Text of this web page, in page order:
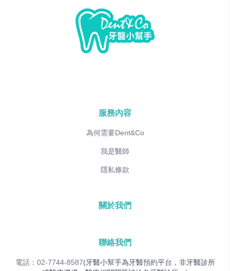
服務內容
為何需要Dent&Co
我是醫師
隱私條款
關於我們
聯絡我們
電話：02-7744-8587(牙醫小幫手為牙醫預約平台，非牙醫診所